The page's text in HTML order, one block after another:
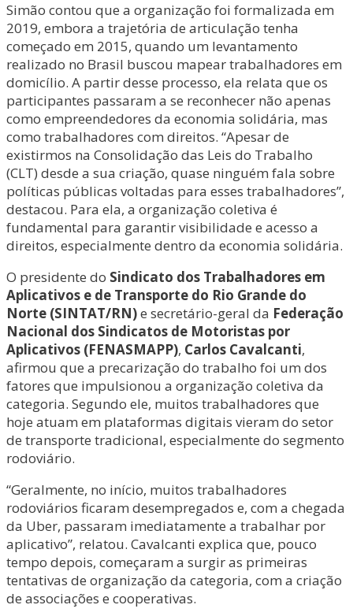
Simão contou que a organização foi formalizada em
2019, embora a trajetória de articulação tenha
começado em 2015, quando um levantamento
realizado no Brasil buscou mapear trabalhadores em
domicílio. A partir desse processo, ela relata que os
participantes passaram a se reconhecer não apenas
como empreendedores da economia solidária, mas
como trabalhadores com direitos. “Apesar de
existirmos na Consolidação das Leis do Trabalho
(CLT) desde a sua criação, quase ninguém fala sobre
políticas públicas voltadas para esses trabalhadores”,
destacou. Para ela, a organização coletiva é
fundamental para garantir visibilidade e acesso a
direitos, especialmente dentro da economia solidária.
O presidente do Sindicato dos Trabalhadores em
Aplicativos e de Transporte do Rio Grande do
Norte (SINTAT/RN)e secretário-geral da Federação
Nacional dos Sindicatos de Motoristas por
Aplicativos (FENASMAPP), Carlos Cavalcanti,
afirmou que a precarização do trabalho foi um dos
fatores que impulsionou a organização coletiva da
categoria. Segundo ele, muitos trabalhadores que
hoje atuam em plataformas digitais vieram do setor
de transporte tradicional, especialmente do segmento
rodoviário.
“Geralmente, no início, muitos trabalhadores
rodoviários ficaram desempregados e, com a chegada
da Uber, passaram imediatamente a trabalhar por
aplicativo”, relatou. Cavalcanti explica que, pouco
tempo depois, começaram a surgir as primeiras
tentativas de organização da categoria, com a criação
de associações e cooperativas.